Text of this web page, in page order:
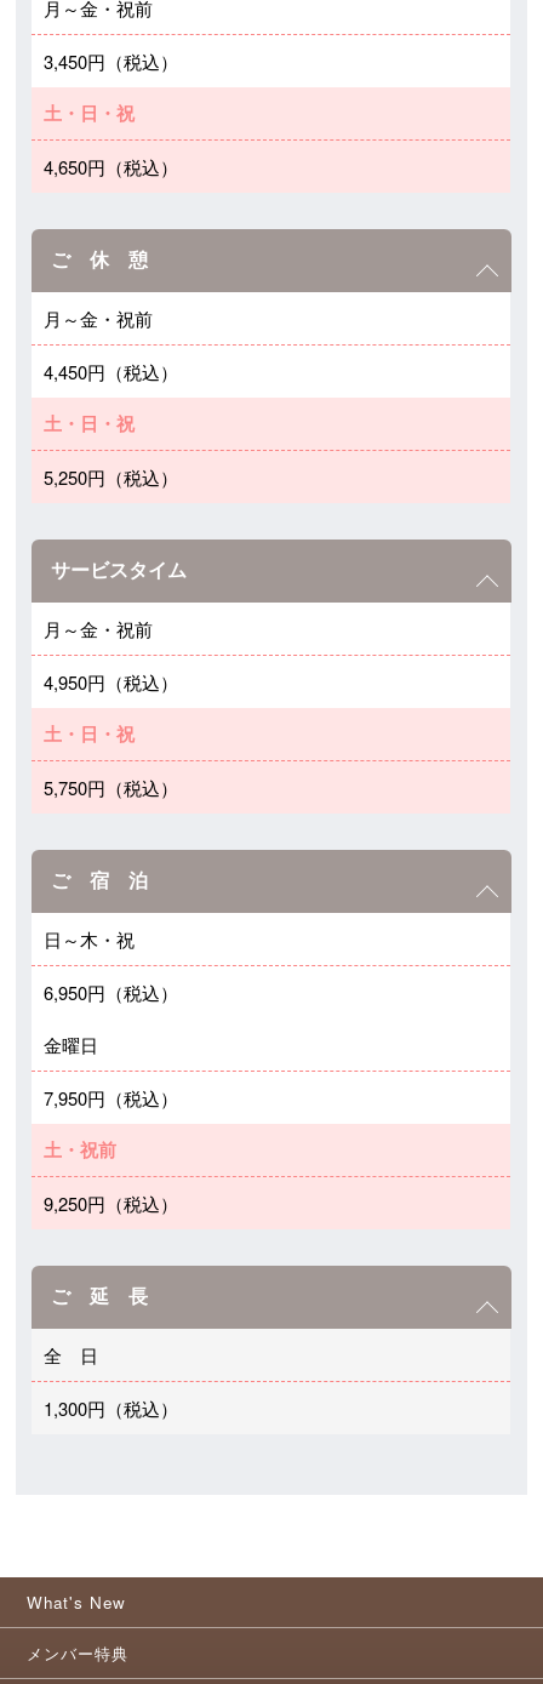
月～金・祝前
3,450円（税込）
土・日・祝
4,650円（税込）
ご 休 憩
月～金・祝前
4,450円（税込）
土・日・祝
5,250円（税込）
サービスタイム
月～金・祝前
4,950円（税込）
土・日・祝
5,750円（税込）
ご 宿 泊
日～木・祝
6,950円（税込）
金曜日
7,950円（税込）
土・祝前
9,250円（税込）
ご 延 長
全 日
1,300円（税込）
What's New
メンバー特典